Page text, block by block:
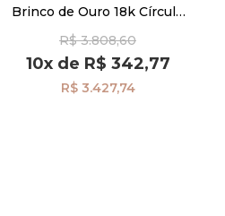
Brinco de Ouro 18k Círculo
br20332
R$ 3.808,60
10xde R$ 342,77
R$ 3.427,74